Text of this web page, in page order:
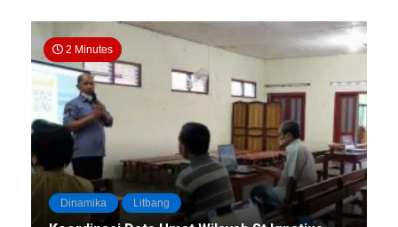
2 Minutes
Dinamika Litbang